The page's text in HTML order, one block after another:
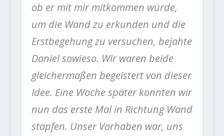
ob er mit mir mitkommen würde,
um die Wand zu erkunden und die
Erstbegehung zu versuchen, bejahte
Daniel sowieso. Wir waren beide
gleichermaßen begeistert von dieser
Idee. Eine Woche später konnten wir
nun das erste Mal in Richtung Wand
stapfen. Unser Vorhaben war, uns